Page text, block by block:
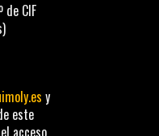
de CIF
)
y
este
acceso